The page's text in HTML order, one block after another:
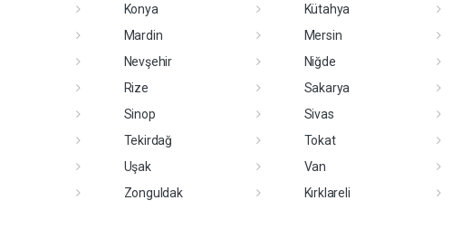
Konya
Kütahya
Mardin
Mersin
Nevşehir
Niğde
Rize
Sakarya
Sinop
Sivas
Tekirdağ
Tokat
Uşak
Van
Zonguldak
Kırklareli